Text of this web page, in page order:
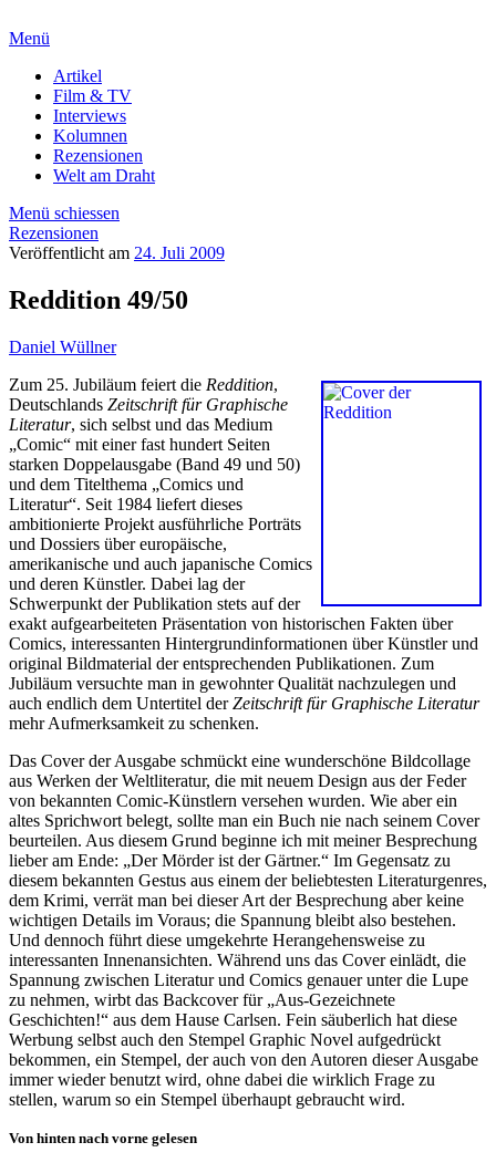
Menü
Artikel
Film & TV
Interviews
Kolumnen
Rezensionen
Welt am Draht
Menü schiessen
Rezensionen
Veröffentlicht am 24. Juli 2009
Reddition 49/50
Daniel Wüllner
Zum 25. Jubiläum feiert die Reddition,
Deutschlands Zeitschrift für Graphische
Literatur, sich selbst und das Medium
„Comic“ mit einer fast hundert Seiten
starken Doppelausgabe (Band 49 und 50)
und dem Titelthema „Comics und
Literatur“. Seit 1984 liefert dieses
ambitionierte Projekt ausführliche Porträts
und Dossiers über europäische,
amerikanische und auch japanische Comics
und deren Künstler. Dabei lag der
Schwerpunkt der Publikation stets auf der
exakt aufgearbeiteten Präsentation von historischen Fakten über
Comics, interessanten Hintergrundinformationen über Künstler und
original Bildmaterial der entsprechenden Publikationen. Zum
Jubiläum versuchte man in gewohnter Qualität nachzulegen und
auch endlich dem Untertitel derZeitschrift für Graphische Literatur
mehr Aufmerksamkeit zu schenken.
Das Cover der Ausgabe schmückt eine wunderschöne Bildcollage
aus Werken der Weltliteratur, die mit neuem Design aus der Feder
von bekannten Comic-Künstlern versehen wurden. Wie aber ein
altes Sprichwort belegt, sollte man ein Buch nie nach seinem Cover
beurteilen. Aus diesem Grund beginne ich mit meiner Besprechung
lieber am Ende: „Der Mörder ist der Gärtner.“ Im Gegensatz zu
diesem bekannten Gestus aus einem der beliebtesten Literaturgenres,
dem Krimi, verrät man bei dieser Art der Besprechung aber keine
wichtigen Details im Voraus; die Spannung bleibt also bestehen.
Und dennoch führt diese umgekehrte Herangehensweise zu
interessanten Innenansichten. Während uns das Cover einlädt, die
Spannung zwischen Literatur und Comics genauer unter die Lupe
zu nehmen, wirbt das Backcover für „Aus-Gezeichnete
Geschichten!“ aus dem Hause Carlsen. Fein säuberlich hat diese
Werbung selbst auch den Stempel Graphic Novel aufgedrückt
bekommen, ein Stempel, der auch von den Autoren dieser Ausgabe
immer wieder benutzt wird, ohne dabei die wirklich Frage zu
stellen, warum so ein Stempel überhaupt gebraucht wird.
Von hinten nach vorne gelesen